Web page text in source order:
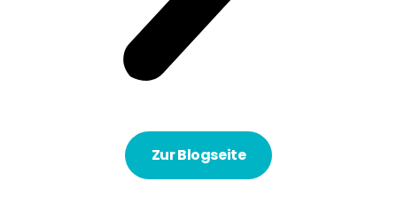
Zur Blogseite